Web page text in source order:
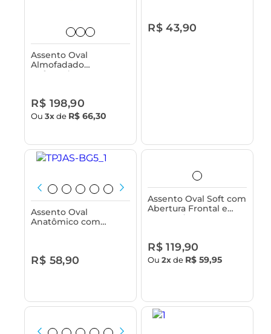
Assento Oval
Almofadado
Reforçado com Tampa
R$ 198,90
Ou3xde R$ 66,30
R$ 43,90
Assento Oval
Anatômico com
R$ 58,90
Assento Oval Soft com
Abertura Frontal e
Tampa de Vaso
R$ 119,90
Ou2xde R$ 59,95